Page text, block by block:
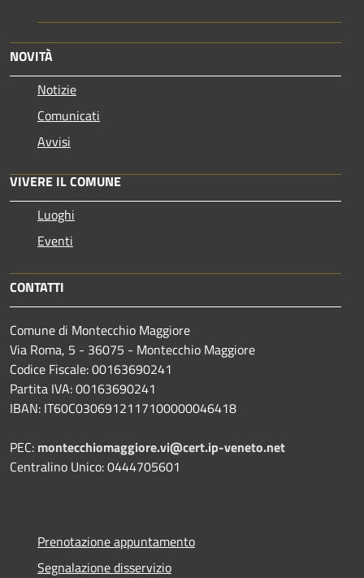
NOVITÀ
Notizie
Comunicati
Avvisi
VIVERE IL COMUNE
Luoghi
Eventi
CONTATTI
Comune di Montecchio Maggiore
Via Roma, 5 - 36075 - Montecchio Maggiore
Codice Fiscale: 00163690241
Partita IVA: 00163690241
IBAN: IT60C0306912117100000046418
PEC: montecchiomaggiore.vi@cert.ip-veneto.net
Centralino Unico: 0444705601
Prenotazione appuntamento
Segnalazione disservizio